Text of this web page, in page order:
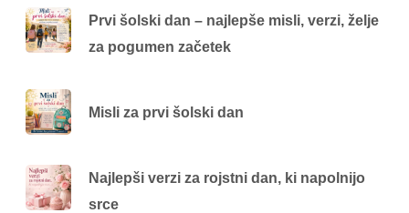
Prvi šolski dan – najlepše misli, verzi, želje
za pogumen začetek
Misli za prvi šolski dan
Najlepši verzi za rojstni dan, ki napolnijo
srce